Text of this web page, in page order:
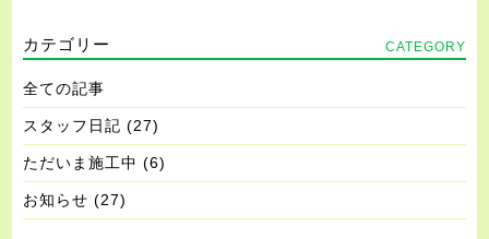
カテゴリー CATEGORY
全ての記事
スタッフ日記 (27)
ただいま施工中 (6)
お知らせ (27)